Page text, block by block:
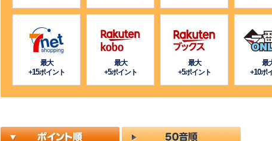
最大
+15ポイント
最大
+5ポイント
最大
+5ポイント
最
+10ポ